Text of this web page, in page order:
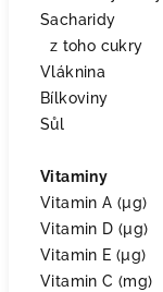
Sacharidy
z toho cukry
Vláknina
Bílkoviny
Sůl
Vitaminy
Vitamin A (µg)
Vitamin D (µg)
Vitamin E (µg)
Vitamin C (mg)